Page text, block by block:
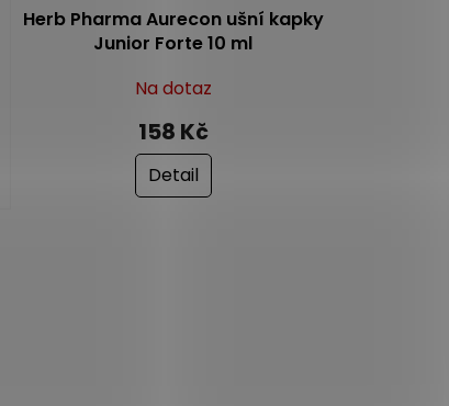
Herb Pharma Aurecon ušní kapky
Junior Forte 10 ml
Na dotaz
158 Kč
Detail